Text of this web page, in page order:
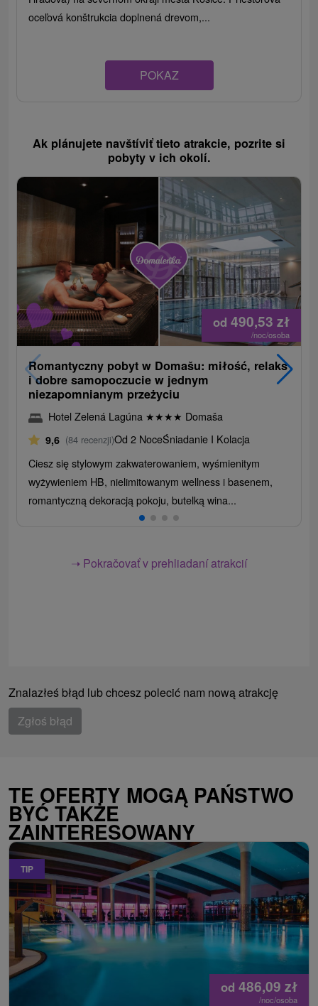
oceľová konštrukcia doplnená drevom,...
POKAZ
Ak plánujete navštíviť tieto atrakcie, pozrite si
pobyty v ich okolí.
od 490,53zł
/noc/osoba
Romantyczny pobyt w Domašu: miłość, relaks
i dobre samopoczucie w jednym
niezapomnianym przeżyciu
Hotel Zelená Lagúna ★★★★ Domaša
9,6 (84 recenzji)Od 2 NoceŚniadanie I Kolacja
Ciesz się stylowym zakwaterowaniem, wyśmienitym
wyżywieniem HB, nielimitowanym wellness i basenem,
romantyczną dekoracją pokoju, butelką wina...
➝ Pokračovať v prehliadaní atrakcií
Znalazłeś błąd lub chcesz polecić nam nową atrakcję
Zgłoś błąd
TE OFERTY MOGĄ PAŃSTWO
BYĆ TAKŻE
ZAINTERESOWANY
TIP
od 486,09 zł
/noc/osoba